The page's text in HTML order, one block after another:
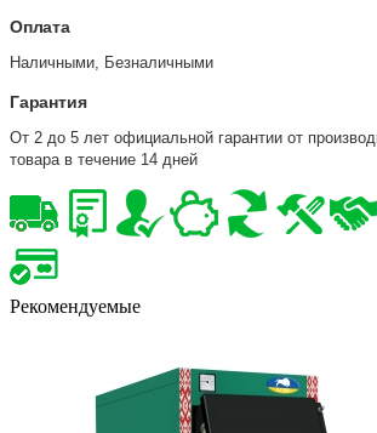
Оплата
Наличными, Безналичными
Гарантия
От 2 до 5 лет официальной гарантии от
товара в течение 14 дней
Рекомендуемые